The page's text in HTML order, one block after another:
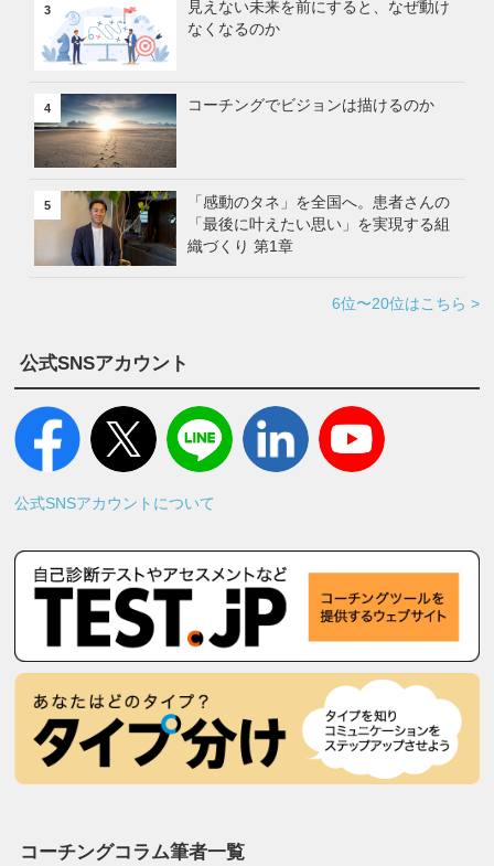
3
見えない未来を前にすると、なぜ動け
なくなるのか
4 コーチングでビジョンは描けるのか
5
「感動のタネ」を全国へ。患者さんの
「最後に叶えたい思い」を実現する組
織づくり 第1章
6位〜20位はこちら >
公式SNSアカウント
公式SNSアカウントについて
コーチングコラム筆者一覧